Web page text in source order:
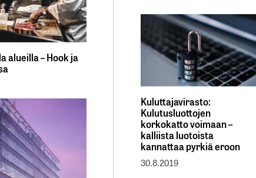
Kuluttajavirasto:
Kulutusluottojen
korkokatto voimaan –
kalliista luotoista
kannattaa pyrkiä eroon
30.8.2019
alueilla – Hook ja